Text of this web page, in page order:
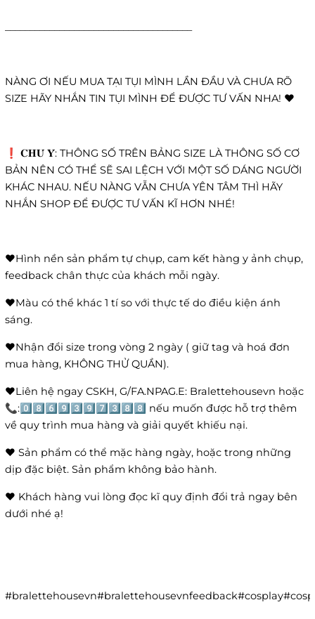
NÀNG ƠI NẾU MUA TẠI TỤI MÌNH LẦN ĐẦU VÀ CHƯA RÕ
SIZE HÃY NHẮN TIN TỤI MÌNH ĐỂ ĐƯỢC TƯ VẤN NHA! ❤️
❗️ 𝐂𝐇𝐔́ 𝐘́: THÔNG SỐ TRÊN BẢNG SIZE LÀ THÔNG SỐ CƠ
BẢN NÊN CÓ THỂ SẼ SAI LỆCH VỚI MỘT SỐ DÁNG NGƯỜI
KHÁC NHAU. NẾU NÀNG VẪN CHƯA YÊN TÂM THÌ HÃY
NHẮN SHOP ĐỂ ĐƯỢC TƯ VẤN KĨ HƠN NHÉ!
❤️Hình nền sản phẩm tự chụp, cam kết hàng y ảnh chụp,
feedback chân thực của khách mỗi ngày.
❤️Màu có thể khác 1 tí so với thực tế do điều kiện ánh
sáng.
❤️Nhận đổi size trong vòng 2 ngày ( giữ tag và hoá đơn
mua hàng, KHÔNG THỬ QUẦN).
❤️Liên hệ ngay CSKH, G/FA.NPAG.E: Bralettehousevn hoặc
📞:0️⃣8️⃣6️⃣9️⃣3️⃣9️⃣7️⃣3️⃣8️⃣8️⃣ nếu muốn được hỗ trợ thêm
về quy trình mua hàng và giải quyết khiếu nại.
❤️ Sản phẩm có thể mặc hàng ngày, hoặc trong những
dịp đặc biệt. Sản phẩm không bảo hành.
❤️ Khách hàng vui lòng đọc kĩ quy định đổi trả ngay bên
dưới nhé ạ!